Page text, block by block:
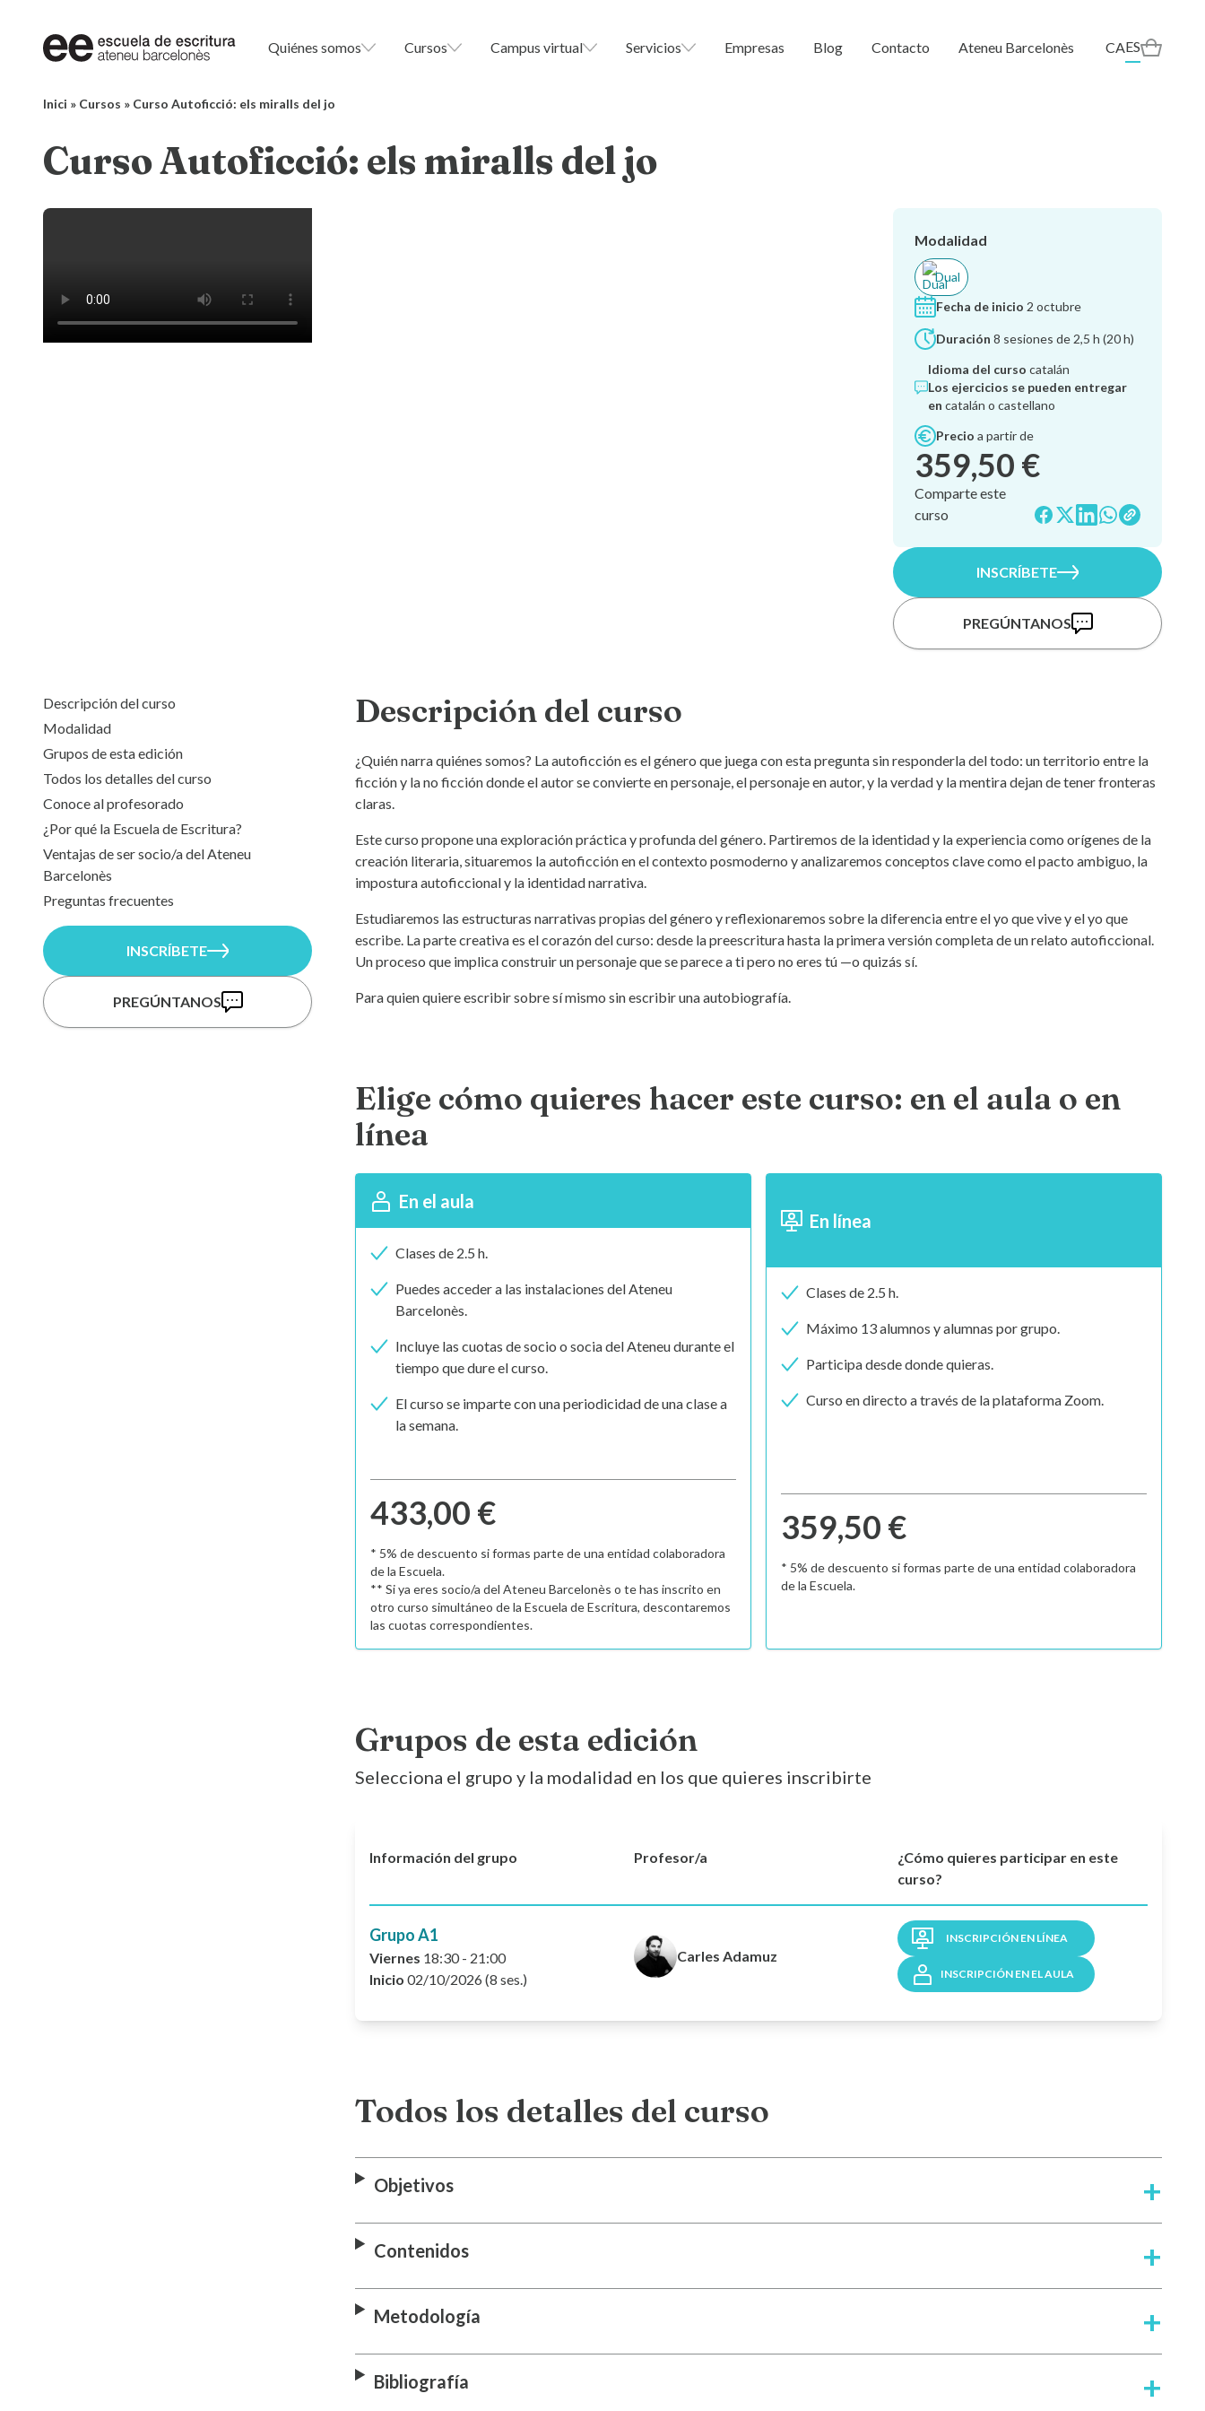
Quiénes somos Cursos Campus virtual Servicios Empresas Blog Contacto Ateneu Barcelonès CAES
Inici » Cursos » Curso Autoficció: els miralls del jo
Curso Autoficció: els miralls del jo
Modalidad
Dual
Fecha de inicio 2 octubre
Duración 8 sesiones de 2,5 h (20 h)
Idioma del curso catalán
Los ejercicios se pueden entregar
en catalán o castellano
Precio a partir de
359,50 €
Comparte este
curso
INSCRÍBETE
PREGÚNTANOS
Descripción del curso
Modalidad
Grupos de esta edición
Todos los detalles del curso
Conoce al profesorado
¿Por qué la Escuela de Escritura?
Ventajas de ser socio/a del Ateneu
Barcelonès
Preguntas frecuentes
INSCRÍBETE
PREGÚNTANOS
Descripción del curso
¿Quién narra quiénes somos? La autoficción es el género que juega con esta pregunta sin responderla del todo: un territorio entre la
ficción y la no ficción donde el autor se convierte en personaje, el personaje en autor, y la verdad y la mentira dejan de tener fronteras
claras.
Este curso propone una exploración práctica y profunda del género. Partiremos de la identidad y la experiencia como orígenes de la
creación literaria, situaremos la autoficción en el contexto posmoderno y analizaremos conceptos clave como el pacto ambiguo, la
impostura autoficcional y la identidad narrativa.
Estudiaremos las estructuras narrativas propias del género y reflexionaremos sobre la diferencia entre el yo que vive y el yo que
escribe. La parte creativa es el corazón del curso: desde la preescritura hasta la primera versión completa de un relato autoficcional.
Un proceso que implica construir un personaje que se parece a ti pero no eres tú —o quizás sí.
Para quien quiere escribir sobre sí mismo sin escribir una autobiografía.
Elige cómo quieres hacer este curso: en el aula o en
línea
En el aula
Clases de 2.5 h.
Puedes acceder a las instalaciones del Ateneu
Barcelonès.
Incluye las cuotas de socio o socia del Ateneu durante el
tiempo que dure el curso.
El curso se imparte con una periodicidad de una clase a
la semana.
433,00 €
* 5% de descuento si formas parte de una entidad colaboradora
de la Escuela.
** Si ya eres socio/a del Ateneu Barcelonès o te has inscrito en
otro curso simultáneo de la Escuela de Escritura, descontaremos
las cuotas correspondientes.
En línea
Clases de 2.5 h.
Máximo 13 alumnos y alumnas por grupo.
Participa desde donde quieras.
Curso en directo a través de la plataforma Zoom.
359,50 €
* 5% de descuento si formas parte de una entidad colaboradora
de la Escuela.
Grupos de esta edición
Selecciona el grupo y la modalidad en los que quieres inscribirte
Información del grupo Profesor/a
¿Cómo quieres participar en este
curso?
Grupo A1
Viernes 18:30 - 21:00
Inicio 02/10/2026 (8 ses.)
Carles Adamuz
INSCRIPCIÓN EN LÍNEA
INSCRIPCIÓN EN EL AULA
Todos los detalles del curso
Objetivos
Contenidos
Metodología
Bibliografía